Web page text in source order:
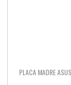
PLACA MADRE